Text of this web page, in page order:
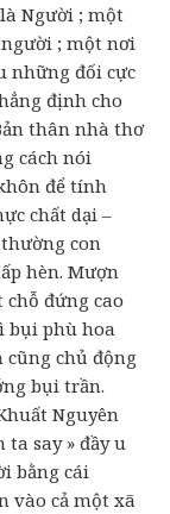
Người ; một
; một nơi
những đối cực
định cho
thân nhà thơ
cách nói
để tính
chất dại –
con
hèn. Mượn
đứng cao
bụi phù hoa
cũng chủ động
bụi trần.
Nguyên
say » đầy u
bằng cái
vào cả một xã